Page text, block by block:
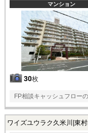
マンション
30枚
FP相談キャッシュフロー
ワイズユウラク久米川|東